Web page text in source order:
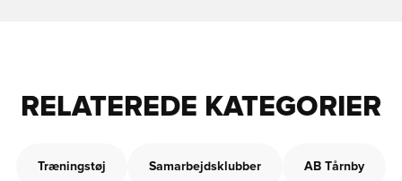
RELATEREDE KATEGORIER
Træningstøj Samarbejdsklubber AB Tårnby